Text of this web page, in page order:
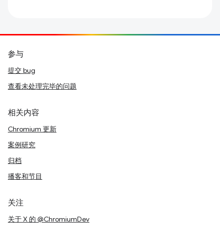
参与
提交 bug
查看未处理完毕的问题
相关内容
Chromium 更新
案例研究
归档
播客和节目
关注
关于 X 的 @ChromiumDev